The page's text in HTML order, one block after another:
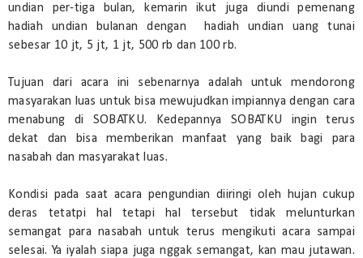
undian per-tiga bulan, kemarin ikut juga diundi pemenang
hadiah undian bulanan dengan hadiah undian uang tunai
sebesar 10 jt, 5 jt, 1 jt, 500 rb dan 100 rb.
Tujuan dari acara ini sebenarnya adalah untuk mendorong
masyarakan luas untuk bisa mewujudkan impiannya dengan cara
menabung di SOBATKU. Kedepannya SOBATKU ingin terus
dekat dan bisa memberikan manfaat yang baik bagi para
nasabah dan masyarakat luas.
Kondisi pada saat acara pengundian diiringi oleh hujan cukup
deras tetatpi hal tetapi hal tersebut tidak melunturkan
semangat para nasabah untuk terus mengikuti acara sampai
selesai. Ya iyalah siapa juga nggak semangat, kan mau jutawan.